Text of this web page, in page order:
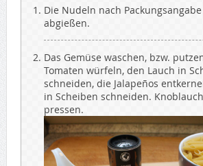
Die Nudeln nach
abgießen.
Das Gemüse waschen, bzw.
Tomaten würfeln, den Lauch in
schneiden, die Jalapeños
in Scheiben schneiden.
pressen.